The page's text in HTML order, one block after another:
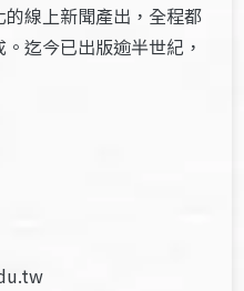
線上新聞產出，全程都
迄今已出版逾半世紀，